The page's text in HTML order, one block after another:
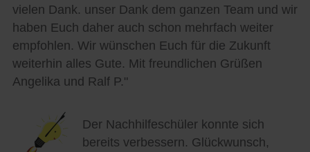
vielen Dank. unser Dank dem ganzen Team und wir
haben Euch daher auch schon mehrfach weiter
empfohlen. Wir wünschen Euch für die Zukunft
weiterhin alles Gute. Mit freundlichen Grüßen
Angelika und Ralf P."
Der Nachhilfeschüler konnte sich
bereits verbessern. Glückwunsch,